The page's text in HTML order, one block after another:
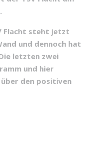
Flacht steht jetzt
und dennoch hat
letzten zwei
und hier
den positiven